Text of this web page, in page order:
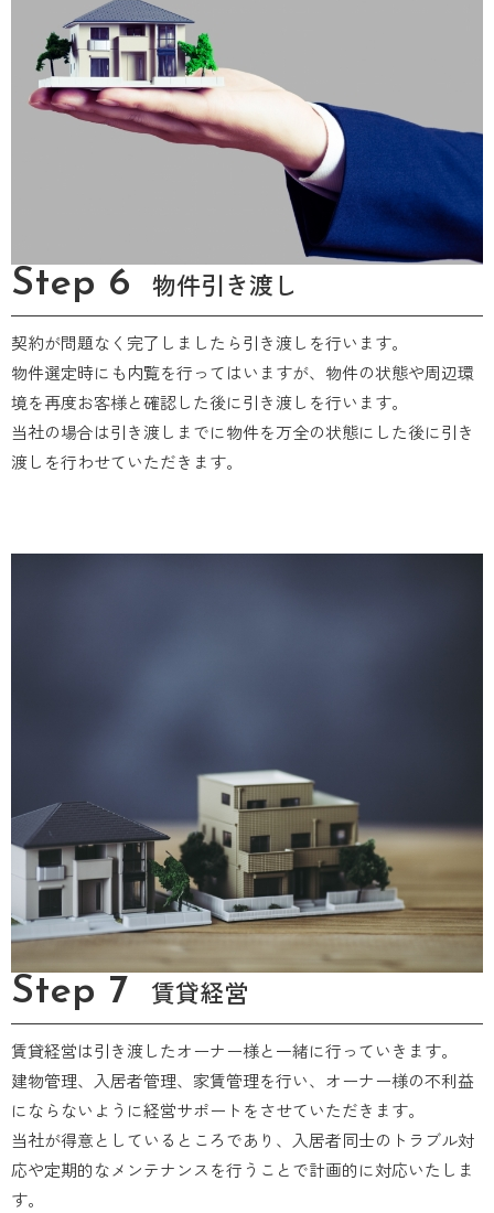
Step 6 物件引き渡し
契約が問題なく完了しましたら引き渡しを行います。
物件選定時にも内覧を行ってはいますが、物件の状態や周辺環
境を再度お客様と確認した後に引き渡しを行います。
当社の場合は引き渡しまでに物件を万全の状態にした後に引き
渡しを行わせていただきます。
Step 7 賃貸経営
賃貸経営は引き渡したオーナー様と一緒に行っていきます。
建物管理、入居者管理、家賃管理を行い、オーナー様の不利益
にならないように経営サポートをさせていただきます。
当社が得意としているところであり、入居者同士のトラブル対
応や定期的なメンテナンスを行うことで計画的に対応いたしま
す。